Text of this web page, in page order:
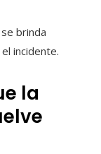
brinda
incidente.
la